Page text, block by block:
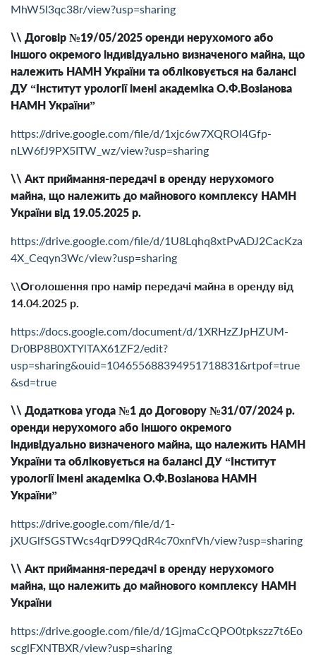
MhW5l3qc38r/view?usp=sharing
\\ Договір №19/05/2025 оренди нерухомого або
іншого окремого індивідуально визначеного майна, що
належить НАМН України та обліковується на балансі
ДУ “Інститут урології імені академіка О.Ф.Возіанова
НАМН України”
https://drive.google.com/file/d/1xjc6w7XQROI4Gfp-
nLW6fJ9PX5ITW_wz/view?usp=sharing
\\ Акт приймання-передачі в оренду нерухомого
майна, що належить до майнового комплексу НАМН
України від 19.05.2025 р.
https://drive.google.com/file/d/1U8Lqhq8xtPvADJ2CacKza
4X_Ceqyn3Wc/view?usp=sharing
\\Оголошення про намір передачі майна в оренду від
14.04.2025 р.
https://docs.google.com/document/d/1XRHzZJpHZUM-
Dr0BP8B0XTYlTAX61ZF2/edit?
usp=sharing&ouid=104655688394951718831&rtpof=true
&sd=true
\\ Додаткова угода №1 до Договору №31/07/2024 р.
оренди нерухомого або іншого окремого
індивідуально визначеного майна, що належить НАМН
України та обліковується на балансі ДУ “Інститут
урології імені академіка О.Ф.Возіанова НАМН
України”
https://drive.google.com/file/d/1-
jXUGlfSGSTWcs4qrD99QdR4c70xnfVh/view?usp=sharing
\\ Акт приймання-передачі в оренду нерухомого
майна, що належить до майнового комплексу НАМН
України
https://drive.google.com/file/d/1GjmaCcQPO0tpkszz7t6Eo
scglFXNTBXR/view?usp=sharing